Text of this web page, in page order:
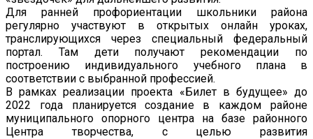
Для ранней профориентации школьники района
регулярно участвуют в открытых онлайн уроках,
транслирующихся через специальный федеральный
портал. Там дети получают рекомендации по
построению индивидуального учебного плана в
соответствии с выбранной профессией.
В рамках реализации проекта «Билет в будущее» до
2022 года планируется создание в каждом районе
муниципального опорного центра на базе районного
Центра творчества, с целью развития